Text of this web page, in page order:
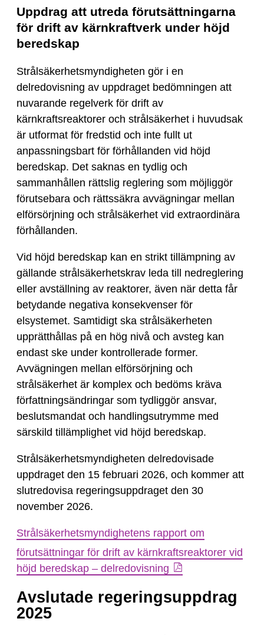
Uppdrag att utreda förutsättningarna
för drift av kärnkraftverk under höjd
beredskap
Strålsäkerhetsmyndigheten gör i en
delredovisning av uppdraget bedömningen att
nuvarande regelverk för drift av
kärnkraftsreaktorer och strålsäkerhet i huvudsak
är utformat för fredstid och inte fullt ut
anpassningsbart för förhållanden vid höjd
beredskap. Det saknas en tydlig och
sammanhållen rättslig reglering som möjliggör
förutsebara och rättssäkra avvägningar mellan
elförsörjning och strålsäkerhet vid extraordinära
förhållanden.
Vid höjd beredskap kan en strikt tillämpning av
gällande strålsäkerhetskrav leda till nedreglering
eller avställning av reaktorer, även när detta får
betydande negativa konsekvenser för
elsystemet. Samtidigt ska strålsäkerheten
upprätthållas på en hög nivå och avsteg kan
endast ske under kontrollerade former.
Avvägningen mellan elförsörjning och
strålsäkerhet är komplex och bedöms kräva
författningsändringar som tydliggör ansvar,
beslutsmandat och handlingsutrymme med
särskild tillämplighet vid höjd beredskap.
Strålsäkerhetsmyndigheten delredovisade
uppdraget den 15 februari 2026, och kommer att
slutredovisa regeringsuppdraget den 30
november 2026.
Strålsäkerhetsmyndighetens rapport om
förutsättningar för drift av kärnkraftsreaktorer vid
höjd beredskap – delredovisning
Avslutade regeringsuppdrag
2025